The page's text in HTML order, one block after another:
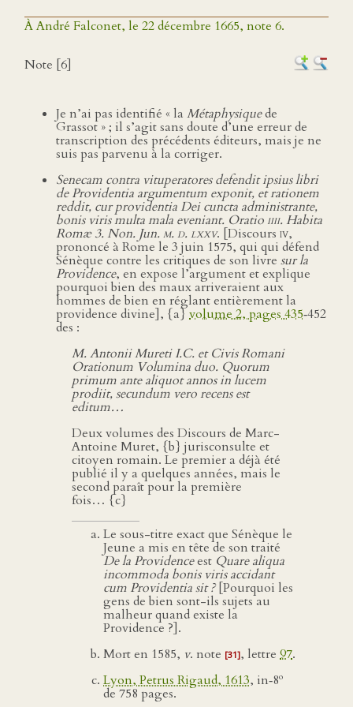
À André Falconet, le 22 décembre 1665, note 6.
Note [6]
Je n’ai pas identifié « la Métaphysiquede
Grassot » ; il s’agit sans doute d’une erreur de
transcription des précédents éditeurs, mais je ne
suis pas parvenu à la corriger.
Senecam contra vituperatores defendit ipsius libri
de Providentia argumentum exponit, et rationem
reddit, cur providentia Dei cuncta administrante,
bonis viris multa mala eveniant. Oratio iiii. Habita
Romæ 3. Non. Jun. m. d. lxxv. [Discours iv,
prononcé à Rome le 3 juin 1575, qui qui défend
Sénèque contre les critiques de son livre sur la
Providence, en expose l’argument et explique
pourquoi bien des maux arriveraient aux
hommes de bien en réglant entièrement la
providence divine], {a}volume 2, pages 435‑452
des :
M. Antonii Mureti I.C. et Civis Romani
Orationum Volumina duo. Quorum
primum ante aliquot annos in lucem
prodiit, secundum vero recens est
editum…
Deux volumes des Discours de Marc-
Antoine Muret, {b} jurisconsulte et
citoyen romain. Le premier a déjà été
publié il y a quelques années, mais le
second paraît pour la première
fois… {c}
Le sous-titre exact que Sénèque le
Jeune a mis en tête de son traité
De la Providenceest Quare aliqua
incommoda bonis viris accidant
cum Providentia sit ?[Pourquoi les
gens de bien sont-ils sujets au
malheur quand existe la
Providence ?].
Mort en 1585, v. note [31], lettre 97.
Lyon, Petrus Rigaud, 1613, in‑8o
de 758 pages.